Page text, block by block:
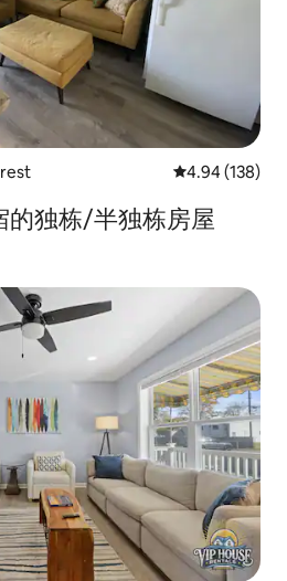
平均评分 4.94
4.94 (138)
的独栋/半独栋房屋